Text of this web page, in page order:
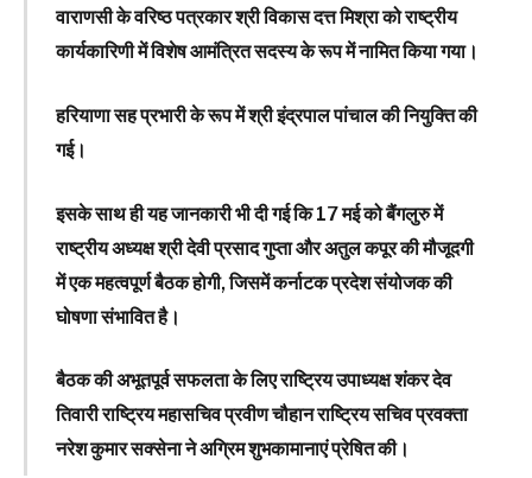
वाराणसी के वरिष्ठ पत्रकार श्री विकास दत्त मिश्रा को राष्ट्रीय
कार्यकारिणी में विशेष आमंत्रित सदस्य के रूप में नामित किया गया।
हरियाणा सह प्रभारी के रूप में श्री इंद्रपाल पांचाल की नियुक्ति की
गई।
इसके साथ ही यह जानकारी भी दी गई कि 17 मई को बैंगलुरु में
राष्ट्रीय अध्यक्ष श्री देवी प्रसाद गुप्ता और अतुल कपूर की मौजूदगी
में एक महत्वपूर्ण बैठक होगी, जिसमें कर्नाटक प्रदेश संयोजक की
घोषणा संभावित है।
बैठक की अभूतपूर्व सफलता के लिए राष्ट्रिय उपाध्यक्ष शंकर देव
तिवारी राष्ट्रिय महासचिव प्रवीण चौहान राष्ट्रिय सचिव प्रवक्ता
नरेश कुमार सक्सेना ने अग्रिम शुभकामानाएं प्रेषित की।